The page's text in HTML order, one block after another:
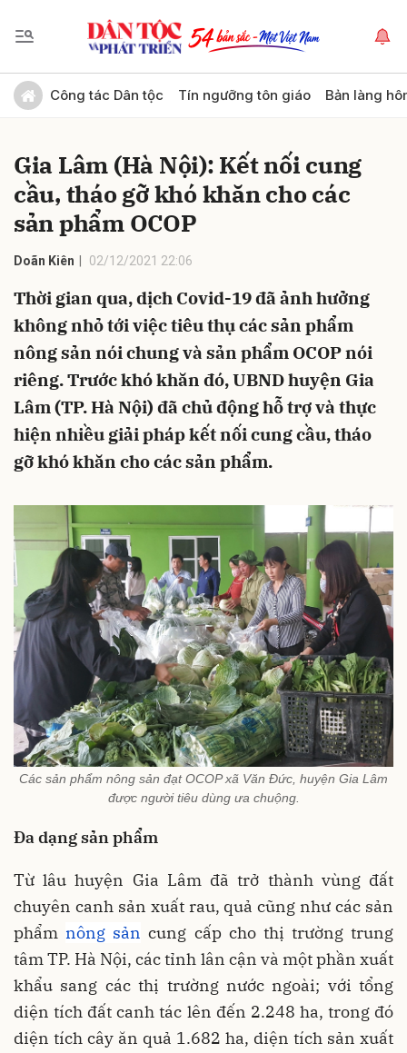
Công tác Dân tộc Tín ngưỡng tôn giáo Bản làng
Gia Lâm (Hà Nội): Kết nối cung
cầu, tháo gỡ khó khăn cho các
sản phẩm OCOP
Doãn Kiên 02/12/2021 22:06
Thời gian qua, dịch Covid-19 đã ảnh hưởng
không nhỏ tới việc tiêu thụ các sản phẩm
nông sản nói chung và sản phẩm OCOP nói
riêng. Trước khó khăn đó, UBND huyện Gia
Lâm (TP. Hà Nội) đã chủ động hỗ trợ và thực
hiện nhiều giải pháp kết nối cung cầu, tháo
gỡ khó khăn cho các sản phẩm.
Các sản phẩm nông sản đạt OCOP xã Văn Đức, huyện Gia Lâm
được người tiêu dùng ưa chuộng.
Đa dạng sản phẩm
Từ lâu huyện Gia Lâm đã trở thành vùng đất
chuyên canh sản xuất rau, quả cũng như các sản
phẩmnông sản cung cấp cho thị trường trung
tâm TP. Hà Nội, các tỉnh lân cận và một phần xuất
khẩu sang các thị trường nước ngoài; với tổng
diện tích đất canh tác lên đến 2.248 ha, trong đó
diện tích cây ăn quả 1.682 ha, diện tích sản xuất
Gửi bình luận